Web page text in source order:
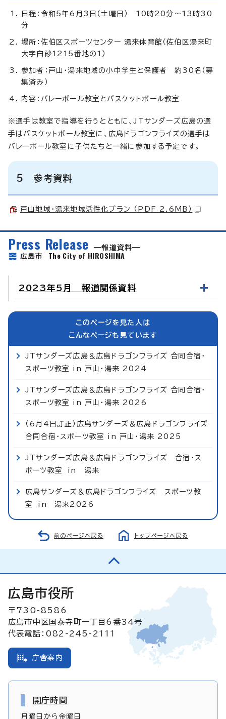
日程：令和5年6月3日（土曜日） 10時20分～13時30
分
場所：佐伯区スポーツセンター 湯来体育館（佐伯区湯来町
大字白砂1215番地の1）
参加者：戸山・湯来地域の小中学生と保護者 約30名（募
集済み）
内容：バレーボール教室とバスケットボール教室
※選手は教室で指導を行うとともに、JTサンダーズ広島の選
手はバスケットボール教室に、広島ドラゴンフライズの選手は
バレーボール教室に子供たちと一緒に参加する予定です。
5 参考資料
戸山地域・湯来地域活性化プラン （PDF 2.6MB）
Press Release
報道資料
広島市 The City of HIROSHIMA
2023年5月 報道関係資料
このページを見た人は
こんなページも見ています
JTサンダーズ広島＆広島ドラゴンフライズ 合同合宿・
スポーツ教室 in 戸山・湯来 2024
JTサンダーズ広島＆広島ドラゴンフライズ 合同合宿・
スポーツ教室 in 戸山・湯来 2026
（6月4日訂正）広島サンダーズ＆広島ドラゴンフライズ
合同合宿・スポーツ教室 in 戸山・湯来 2025
JTサンダーズ広島＆広島ドラゴンフライズ 合宿・ス
ポーツ教室 in 湯来
広島サンダーズ＆広島ドラゴンフライズ スポーツ教
室 in 湯来2026
前のページへ戻る トップページへ戻る
広島市役所
〒730-8586
広島市中区国泰寺町一丁目6番34号
代表電話：082-245-2111
庁舎案内
開庁時間
月曜日から金曜日